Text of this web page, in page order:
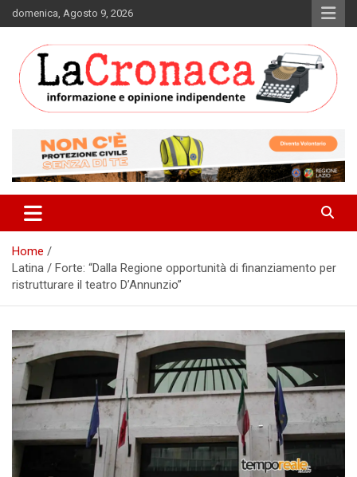
Skip
to
domenica, Agosto 9, 2026
La Cronaca Quotidiano
Home
Latina / Forte: “Dalla Regione opportunità di finanziamento per
ristrutturare il teatro D’Annunzio”